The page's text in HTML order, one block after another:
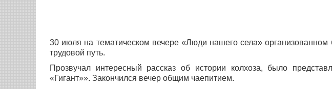
30 июля на тематическом вечере «Люди нашего села» организованном
трудовой путь.
Прозвучал интересный рассказ об истории колхоза, было
«Гигант»». Закончился вечер общим чаепитием.